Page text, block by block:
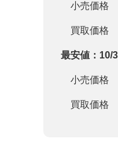
小売価
買取価
最安値：10/
小売価
買取価